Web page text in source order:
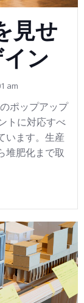
見せ
ン
am
ポップアップ
トに対応すべ
います。生産
堆肥化まで取